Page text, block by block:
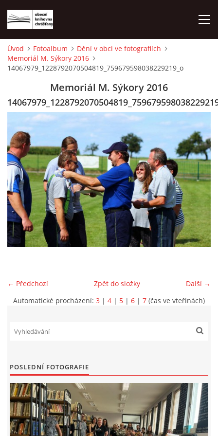
ÚVOD
LETNÍ KINO 2026
VÝPŮJČNÍ DOBA
KONTAKTY
ON-LINE KATALOG
WEBOVÁ KAMERA
VIDEA Z DRONU
"KNIHOBUDKY"
E-KNIHY DO KAŽDÉ KNIHOVNY
GRANTY A DOTACE
Úvod Fotoalbum
Dění v obci ve fotografiích
Memoriál M. Sýkory 2016
14067979_1228792070504819_759679598038229219_o
Memoriál M. Sýkory 2016
← Předchozí Další →
Zpět do složky
Automatické procházení: 3 | 4 | 5 | 6 | 7 (čas ve vteřinách)
POSLEDNÍ FOTOGRAFIE